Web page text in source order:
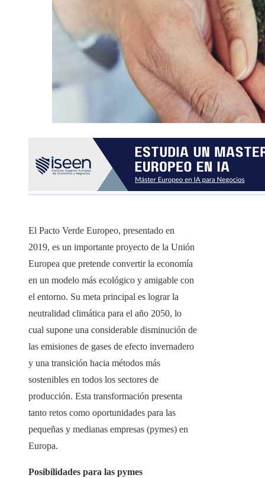
El Pacto Verde Europeo, presentado en
2019, es un importante proyecto de la Unión
Europea que pretende convertir la economía
en un modelo más ecológico y amigable con
el entorno. Su meta principal es lograr la
neutralidad climática para el año 2050, lo
cual supone una considerable disminución de
las emisiones de gases de efecto invernadero
y una transición hacia métodos más
sostenibles en todos los sectores de
producción. Esta transformación presenta
tanto retos como oportunidades para las
pequeñas y medianas empresas (pymes) en
Europa.
Posibilidades para las pymes